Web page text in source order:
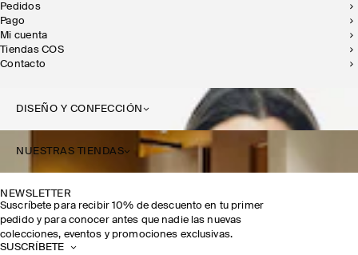
Pedidos
Pago
Mi cuenta
Tiendas COS
Contacto
DISEÑO Y CONFECCIÓN
NUESTRAS TIENDAS
NEWSLETTER
Suscríbete para recibir 10% de descuento en tu primer
pedido y para conocer antes que nadie las nuevas
colecciones, eventos y promociones exclusivas.
SUSCRÍBETE